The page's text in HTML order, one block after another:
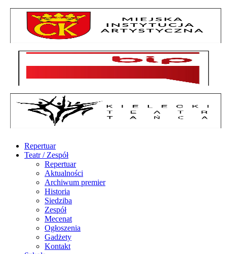
Repertuar
Teatr / Zespół
Repertuar
Aktualności
Archiwum premier
Historia
Siedziba
Zespół
Mecenat
Ogłoszenia
Gadżety
Kontakt